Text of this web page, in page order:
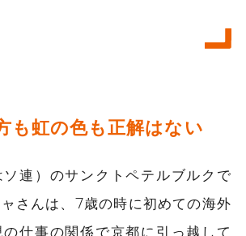
も虹の色も正解はない
ソ連）のサンクトペテルブルクで
さんは、7歳の時に初めての海外
仕事の関係で京都に引っ越して